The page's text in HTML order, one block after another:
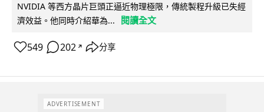
NVIDIA 等西方晶片巨頭正逼近物理極限，傳統製程升級已失經
濟效益。他同時介紹華為...
閱讀全文
549 202 ↗ 分享
ADVERTISEMENT